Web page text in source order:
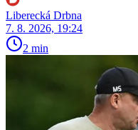
Liberecká Drbna
7. 8. 2026, 19:24
2 min